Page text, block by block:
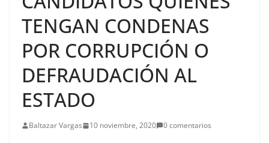
TENGAN CONDENAS
POR CORRUPCIÓN O
DEFRAUDACIÓN AL
ESTADO
Baltazar Vargas 10 noviembre, 2020 0 comentarios